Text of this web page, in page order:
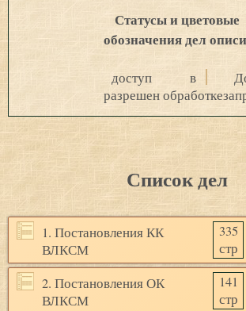
Статусы и цветовые
обозначения дел
доступ
разрешен
в
обработке
Список дел
1. Постановления КК
ВЛКСМ
335
стр
2. Постановления ОК
ВЛКСМ
141
стр